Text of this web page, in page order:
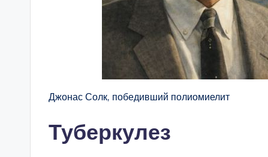
Джонас Солк, победивший полиомиелит
Туберкулез